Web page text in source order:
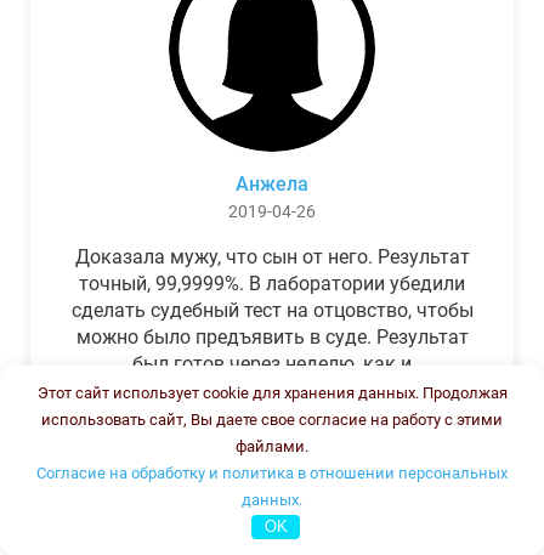
Анжела
2019-04-26
Доказала мужу, что сын от него. Результат
точный, 99,9999%. В лаборатории убедили
сделать судебный тест на отцовство, чтобы
можно было предъявить в суде. Результат
был готов через неделю, как и
обещали.Теперь муж бегает и извиняется.
Этот сайт использует cookie для хранения данных. Продолжая
использовать сайт, Вы даете свое согласие на работу с этими
файлами.
Согласие на обработку и политика в отношении персональных
данных.
OK